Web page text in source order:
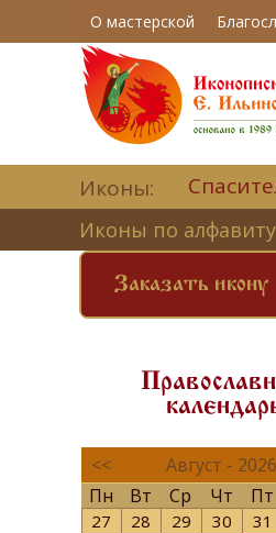
О мастерской
Иконы:
Иконы по
Заказать икону
<< Август - 2026
Пн
Вт Ср Чт Пт
27 28 29 30 31